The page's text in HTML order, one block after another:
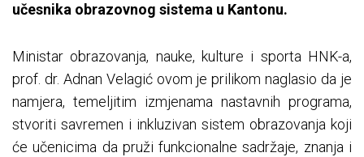
učesnika obrazovnog sistema u Kantonu.
Ministar obrazovanja, nauke, kulture i sporta HNK-a,
prof. dr. Adnan Velagić ovom je prilikom naglasio da je
namjera, temeljitim izmjenama nastavnih programa,
stvoriti savremen i inkluzivan sistem obrazovanja koji
će učenicima da pruži funkcionalne sadržaje, znanja i